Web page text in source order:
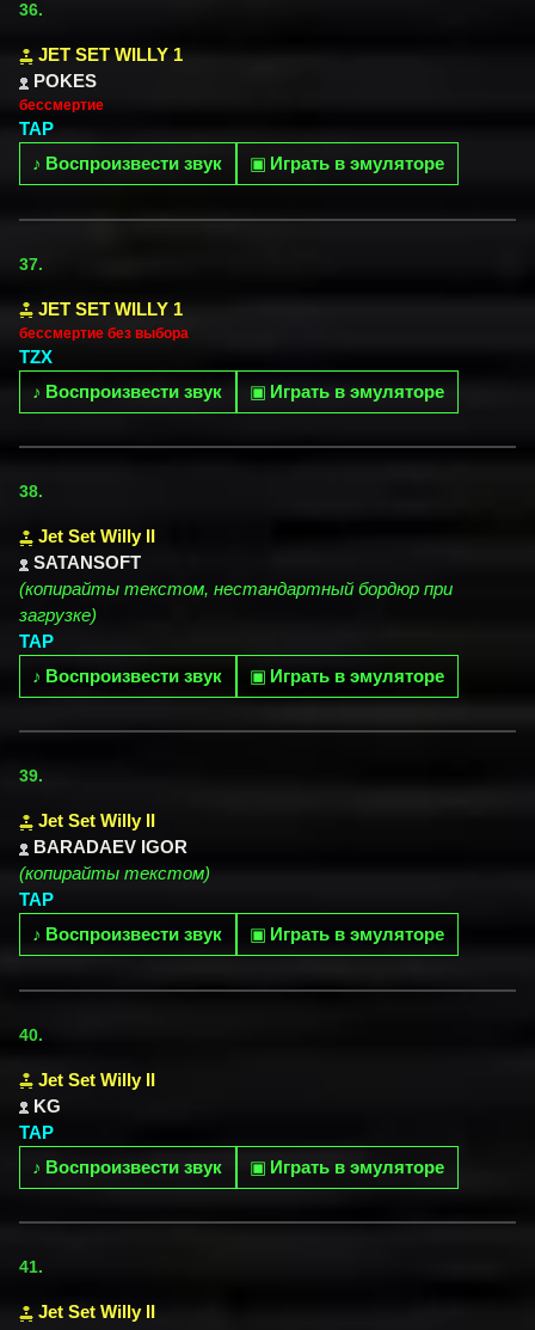
36.
JET SET WILLY 1
POKES
бессмертие
TAP
♪ Воспроизвести звук ▣ Играть в эмуляторе
37.
JET SET WILLY 1
бессмертие без выбора
TZX
♪ Воспроизвести звук ▣ Играть в эмуляторе
38.
Jet Set Willy II
SATANSOFT
(копирайты текстом, нестандартный бордюр при
загрузке)
TAP
♪ Воспроизвести звук ▣ Играть в эмуляторе
39.
Jet Set Willy II
BARADAEV IGOR
(копирайты текстом)
TAP
♪ Воспроизвести звук ▣ Играть в эмуляторе
40.
Jet Set Willy II
KG
TAP
♪ Воспроизвести звук ▣ Играть в эмуляторе
41.
Jet Set Willy II